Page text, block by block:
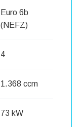
Euro 6b
(NEFZ)
4
1.368 ccm
73 kW